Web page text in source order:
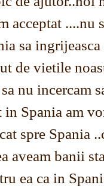
acceptat ....nu
sa
de vietile
nu incercam
Spania am
spre Spania
aveam banii
ea ca in